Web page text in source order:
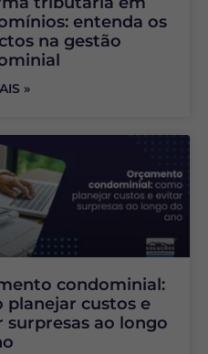
entenda os
na gestão
»
condominial:
planejar custos e
surpresas ao longo